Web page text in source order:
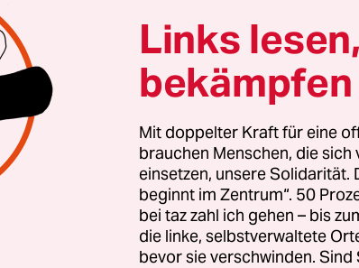
Uhr
und Pinyon Hansjürgen Mai
Treina Jones macht sich Sorgen, seit sie
Regierung gehört hat, wieder verstärkt
„Es fühlt sich so an, als würde
beginnen“, sagt die 31-Jährige, die zum
Jones lebt in Tuba City, einer Kleinstadt
Links
bekämpfen
Mit doppelter Kraft für eine
brauchen Menschen, die
einsetzen, unsere Solidarität.
beginnt im Zentrum“. 50
bei taz zahl ich gehen – bis
die linke, selbstverwaltete
bevor sie verschwinden. Sind